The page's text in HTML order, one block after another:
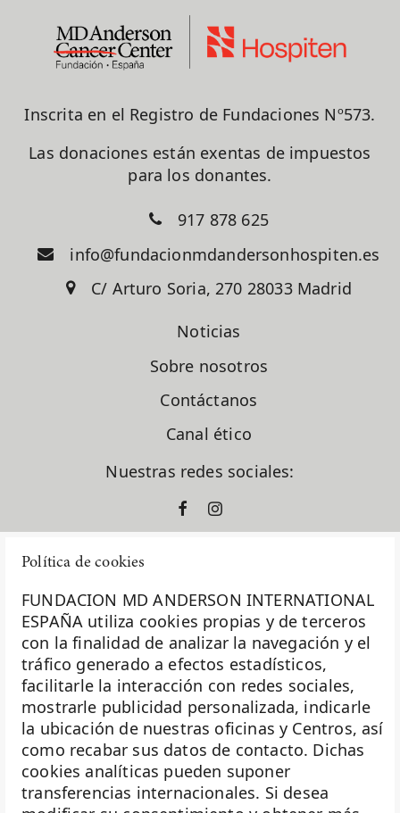
Política de cookies
FUNDACION MD ANDERSON INTERNATIONAL
ESPAÑA utiliza cookies propias y de terceros
con la finalidad de analizar la navegación y el
tráfico generado a efectos estadísticos,
facilitarle la interacción con redes sociales,
mostrarle publicidad personalizada, indicarle
la ubicación de nuestras oficinas y Centros, así
como recabar sus datos de contacto. Dichas
cookies analíticas pueden suponer
transferencias internacionales. Si desea
Inscrita en el Registro de Fundaciones Nº573.
Las donaciones están exentas de impuestos
para los donantes.
917 878 625
info@fundacionmdandersonhospiten.es
C/ Arturo Soria, 270 28033 Madrid
Noticias
Sobre nosotros
Contáctanos
Canal ético
Nuestras redes sociales:
La Fundación MD Anderson España - Hospiten es
miembro de laAsociación Española de Fundaciones
Investigación
Biobanco
Docencia